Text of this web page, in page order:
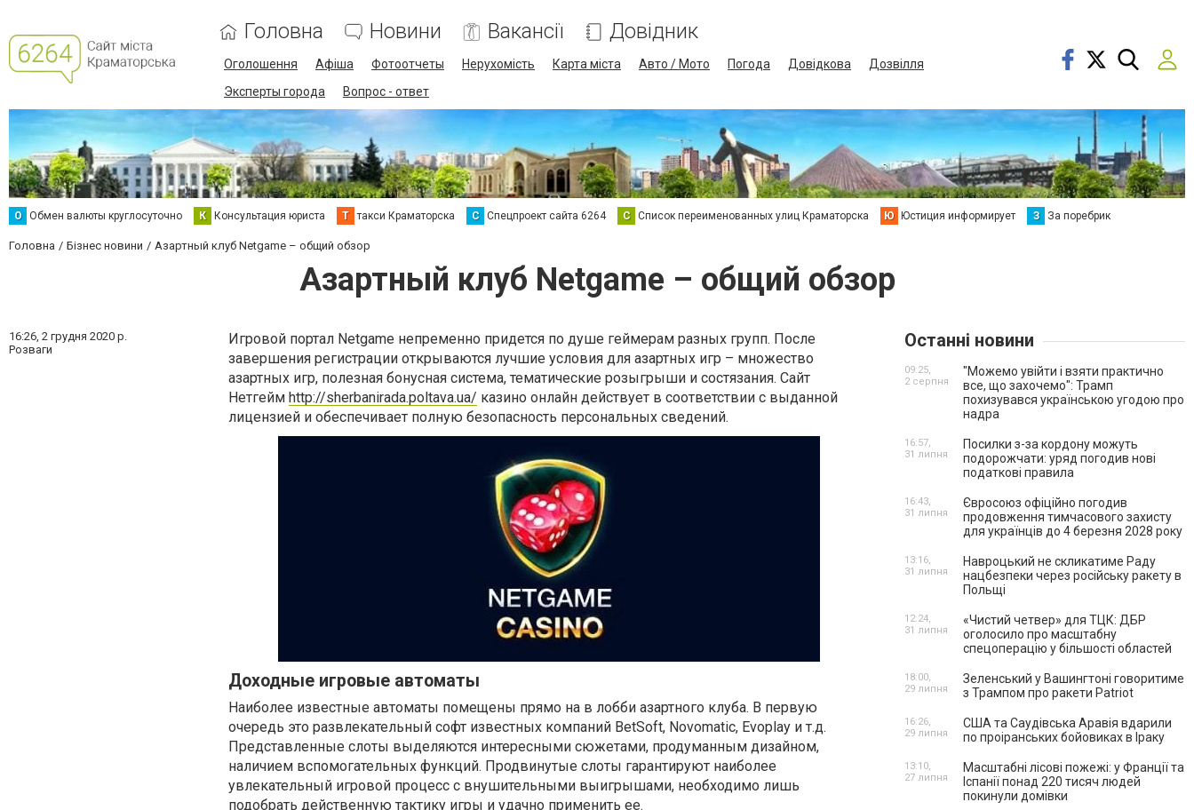
Головна Новини Вакансії Довідник
Оголошення Афіша Фотоотчеты Нерухомість Карта міста Авто / Мото Погода Довідкова
Дозвілля
Эксперты города
Вопрос - ответ
О Обмен валюты круглосуточно К Консультация юриста Т такси Краматорска С Спецпроект сайта 6264 С Список переименованных улиц Краматорска Ю Юстиция информирует З За поребрик
Головна Бізнес новини Азартный клуб Netgame – общий обзор
Азартный клуб Netgame – общий обзор
16:26, 2 грудня 2020 р.
Розваги
Игровой портал Netgame непременно придется по душе геймерам разных групп. После
завершения регистрации открываются лучшие условия для азартных игр – множество
азартных игр, полезная бонусная система, тематические розыгрыши и состязания. Сайт
Нетгейм http://sherbanirada.poltava.ua/ казино онлайн действует в соответствии с выданной
лицензией и обеспечивает полную безопасность персональных сведений.
Доходные игровые автоматы
Наиболее известные автоматы помещены прямо на в лобби азартного клуба. В первую
очередь это развлекательный софт известных компаний BetSoft, Novomatic, Evoplay и т.д.
Представленные слоты выделяются интересными сюжетами, продуманным дизайном,
наличием вспомогательных функций. Продвинутые слоты гарантируют наиболее
увлекательный игровой процесс с внушительными выигрышами, необходимо лишь
подобрать действенную тактику игры и удачно применить ее.
Останні новини
"Можемо увійти і взяти практично
все, що захочемо": Трамп
похизувався українською угодою про
надра
09:25,
2 серпня
Посилки з-за кордону можуть
подорожчати: уряд погодив нові
податкові правила
16:57,
31 липня
Євросоюз офіційно погодив
продовження тимчасового захисту
для українців до 4 березня 2028 року
16:43,
31 липня
Навроцький не скликатиме Раду
нацбезпеки через російську ракету в
Польщі
13:16,
31 липня
«Чистий четвер» для ТЦК: ДБР
оголосило про масштабну
спецоперацію у більшості областей
12:24,
31 липня
Зеленський у Вашингтоні говоритиме
з Трампом про ракети Patriot
18:00,
29 липня
США та Саудівська Аравія вдарили
по проіранських бойовиках в Іраку
16:26,
29 липня
Масштабні лісові пожежі: у Франції та
Іспанії понад 220 тисяч людей
покинули домівки
13:10,
27 липня